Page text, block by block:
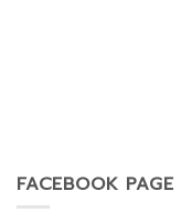
FACEBOOK PAGE